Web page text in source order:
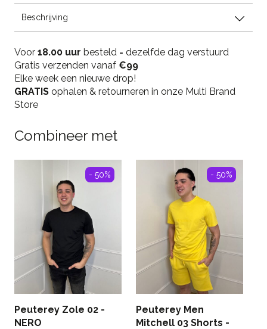
-
Kit
quantity
Beschrijving
Voor 18.00 uur besteld = dezelfde dag verstuurd
Gratis verzenden vanaf €99
Elke week een nieuwe drop!
GRATIS ophalen & retourneren in onze Multi Brand
Store
Combineer met
- 50%
Peuterey Zole 02 -
NERO
- 50%
Peuterey Men
Mitchell 03 Shorts -